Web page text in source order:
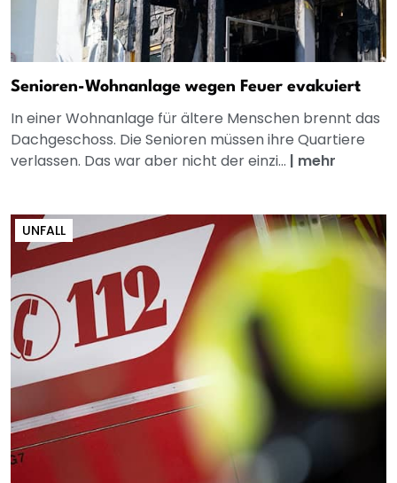
Senioren-Wohnanlage wegen Feuer evakuiert
In einer Wohnanlage für ältere Menschen brennt das
Dachgeschoss. Die Senioren müssen ihre Quartiere
verlassen. Das war aber nicht der einzi... | mehr
UNFALL